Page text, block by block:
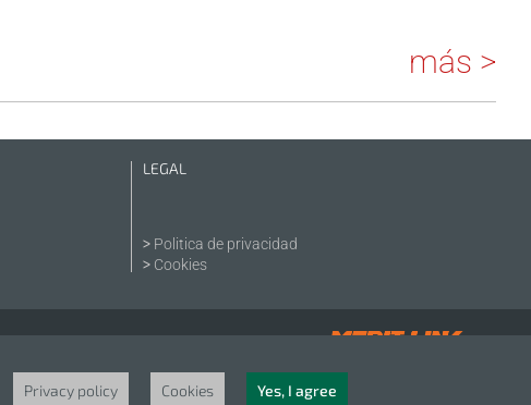
más >
LEGAL
Politica de privacidad
Cookies
Privacy policy Cookies Yes, I agree